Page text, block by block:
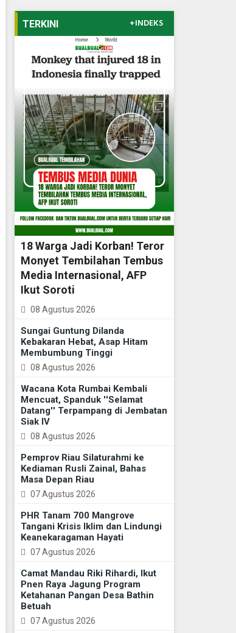
TERKINI +INDEKS
18 Warga Jadi Korban! Teror
Monyet Tembilahan Tembus
Media Internasional, AFP
Ikut Soroti
08 Agustus 2026
Sungai Guntung Dilanda
Kebakaran Hebat, Asap Hitam
Membumbung Tinggi
08 Agustus 2026
Wacana Kota Rumbai Kembali
Mencuat, Spanduk ''Selamat
Datang'' Terpampang di Jembatan
Siak IV
08 Agustus 2026
Pemprov Riau Silaturahmi ke
Kediaman Rusli Zainal, Bahas
Masa Depan Riau
07 Agustus 2026
PHR Tanam 700 Mangrove
Tangani Krisis Iklim dan Lindungi
Keanekaragaman Hayati
07 Agustus 2026
Camat Mandau Riki Rihardi, Ikut
Pnen Raya Jagung Program
Ketahanan Pangan Desa Bathin
Betuah
07 Agustus 2026